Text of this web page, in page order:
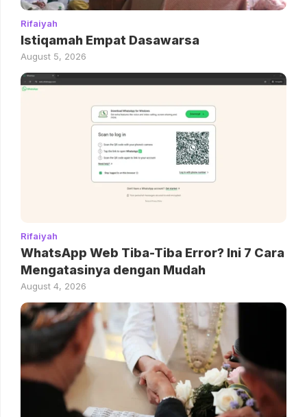
Rifaiyah
Istiqamah Empat Dasawarsa
August 5, 2026
Rifaiyah
WhatsApp Web Tiba-Tiba Error? Ini 7 Cara
Mengatasinya dengan Mudah
August 4, 2026